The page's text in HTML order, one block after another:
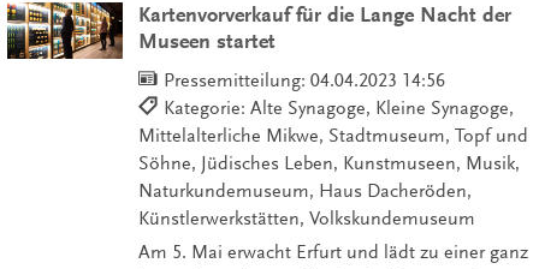
Kartenvorverkauf für die Lange Nacht der
Museen startet
Pressemitteilung: 04.04.2023 14:56
Kategorie: Alte Synagoge, Kleine Synagoge,
Mittelalterliche Mikwe, Stadtmuseum, Topf und
Söhne, Jüdisches Leben, Kunstmuseen, Musik,
Naturkundemuseum, Haus Dacheröden,
Künstlerwerkstätten, Volkskundemuseum
Am 5. Mai erwacht Erfurt und lädt zu einer ganz